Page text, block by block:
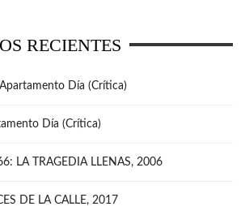
RECIENTES
Día (Crítica)
Día (Crítica)
LA TRAGEDIA LLENAS, 2006
DE LA CALLE, 2017